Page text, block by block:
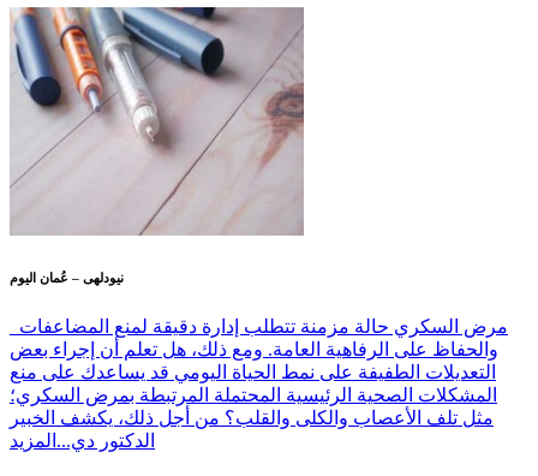
نيودلهى – عُمان اليوم
والحفاظ على الرفاهية العامة. ومع ذلك، هل تعلم أن إجراء بعض
التعديلات الطفيفة على نمط الحياة اليومي قد يساعدك على منع
المشكلات الصحية الرئيسية المحتملة المرتبطة بمرض السكري؛
مثل تلف الأعصاب والكلى والقلب؟ من أجل ذلك، يكشف الخبير
الدكتور دي... المزيد